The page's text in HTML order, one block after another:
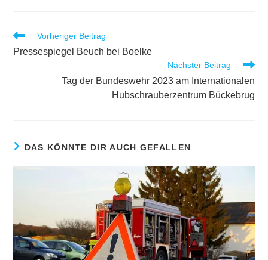
Weitere
Artikel
ansehen
Vorheriger Beitrag
Pressespiegel Beuch bei Boelke
Nächster Beitrag
Tag der Bundeswehr 2023 am Internationalen
Hubschrauberzentrum Bückebrug
DAS KÖNNTE DIR AUCH GEFALLEN